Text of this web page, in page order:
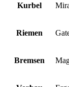
Kurbel
Riemen
Bremsen